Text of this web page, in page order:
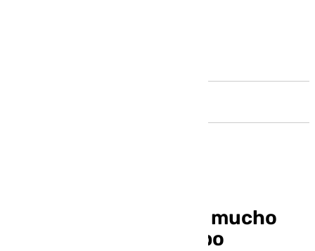
Pellegrini: «No tengo mucho
que criticarle al equipo